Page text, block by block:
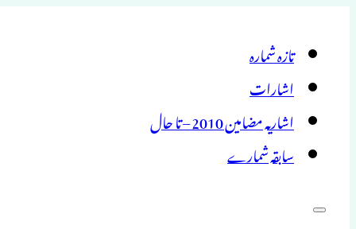
تازہ شمارہ
اشارات
اشاریہ مضامین 2010 – تا حال
سابقہ شمارے